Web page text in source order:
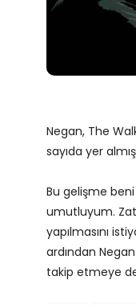
Negan, The
sayıda yer
Bu gelişme
umutluyum.
yapılmasını
ardından
takip etmeye